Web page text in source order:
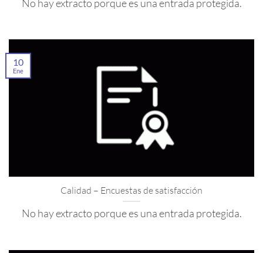
No hay extracto porque es una entrada protegida.
Calidad – Encuestas de satisfacción
No hay extracto porque es una entrada protegida.
10
Ene